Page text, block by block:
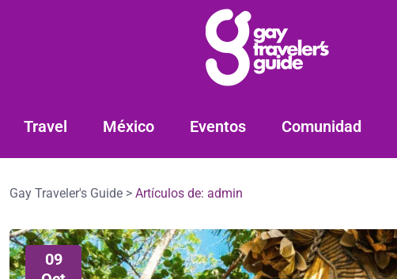
Travel México Eventos Comunidad
Gay Traveler's Guide > Artículos de: admin
09